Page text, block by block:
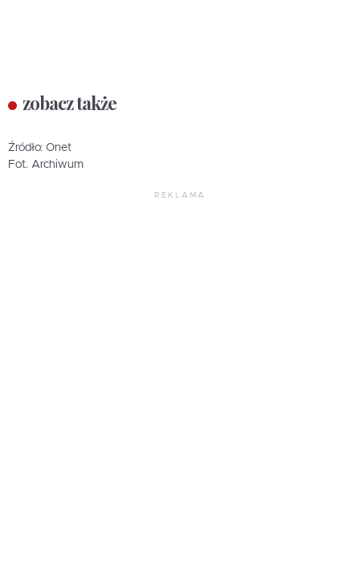
zobacz także
Źródło: Onet
Fot. Archiwum
REKLAMA